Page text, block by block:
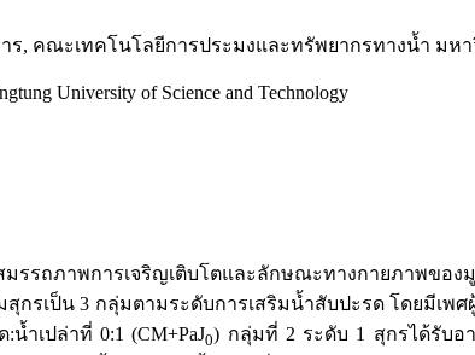
, คณะเทคโนโลยีการประมงและทรัพยากรทางน้ำ มห
University of Science and Technology
รรถภาพการเจริญเติบโตและลักษณะทางกายภาพขอ
กรเป็น 3 กลุ่มตามระดับการเสริมน้ำสับปะรด โดยมีเ
ำเปล่าที่ 0:1 (CM+PaJ0) กลุ่มที่ 2 ระดับ 1 สุกรได้รับอ